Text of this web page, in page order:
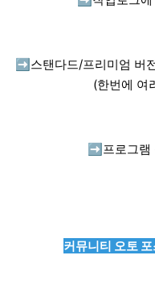
➡️ 스탠다드/프리미엄 버
(한번에 여
➡️ 프로그램
커뮤니티 오토